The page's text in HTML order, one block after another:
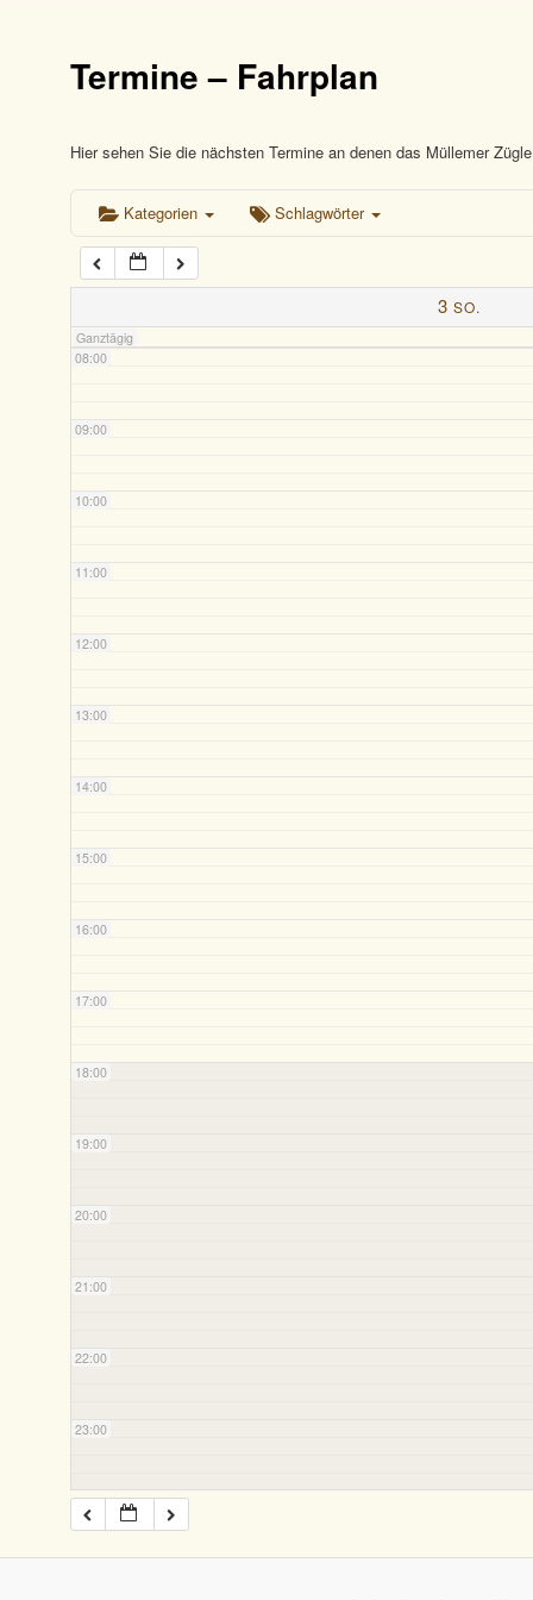
Termine – Fahrplan
Hier sehen Sie die nächsten Termine an denen das Müllemer
Kategorien Schlagwörter
3 SO.
Ganztägig
04:00
05:00
06:00
07:00
08:00
09:00
10:00
11:00
12:00
13:00
14:00
15:00
16:00
17:00
18:00
19:00
20:00
21:00
22:00
23:00